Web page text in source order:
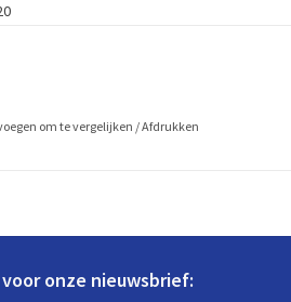
om te vergelijken /Afdrukken
onze nieuwsbrief: